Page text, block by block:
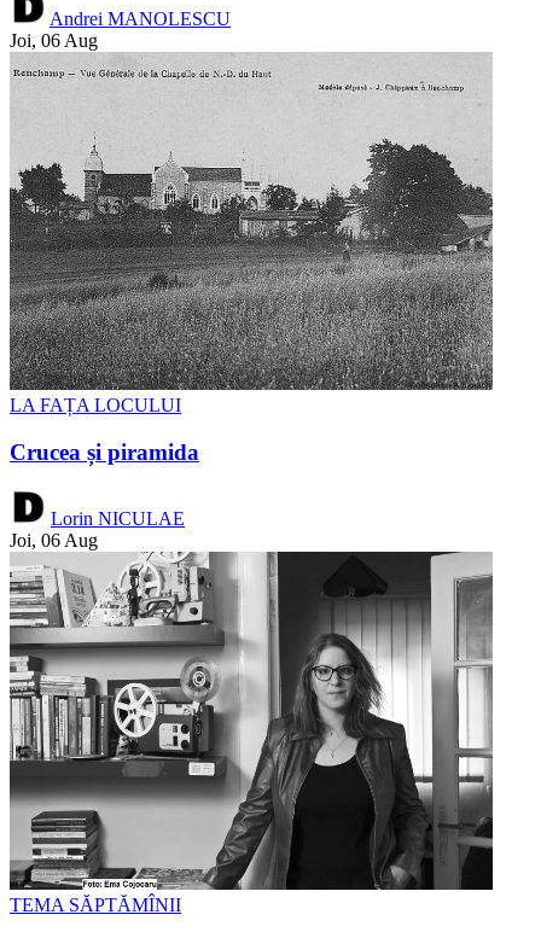
Andrei MANOLESCU
Joi, 06 Aug
LA FAȚA LOCULUI
Crucea și piramida
Lorin NICULAE
Joi, 06 Aug
TEMA SĂPTĂMÎNII